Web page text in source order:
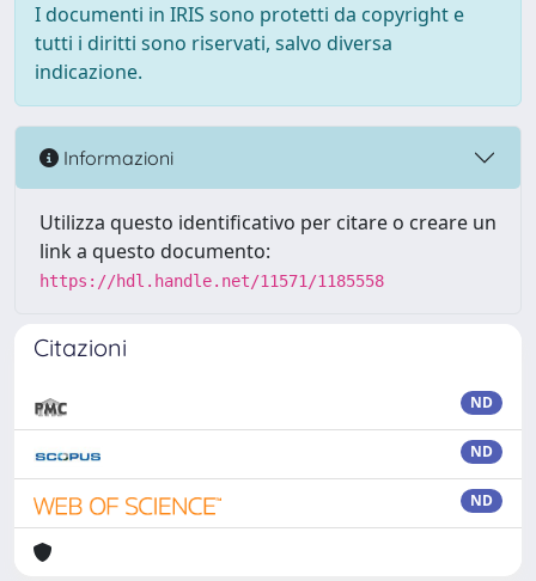
I documenti in IRIS sono protetti da copyright e
tutti i diritti sono riservati, salvo diversa
indicazione.
Informazioni
Utilizza questo identificativo per citare o creare un
link a questo documento:
https://hdl.handle.net/11571/1185558
Citazioni
ND
ND
ND